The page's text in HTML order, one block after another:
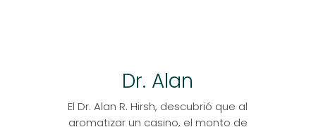
Dr. Alan
El Dr. Alan R. Hirsh, descubrió que al
aromatizar un casino, el monto de